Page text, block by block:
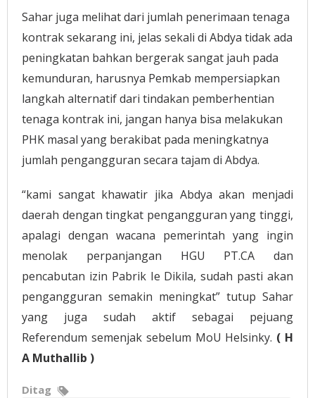
Sahar juga melihat dari jumlah penerimaan tenaga
kontrak sekarang ini, jelas sekali di Abdya tidak ada
peningkatan bahkan bergerak sangat jauh pada
kemunduran, harusnya Pemkab mempersiapkan
langkah alternatif dari tindakan pemberhentian
tenaga kontrak ini, jangan hanya bisa melakukan
PHK masal yang berakibat pada meningkatnya
jumlah pengangguran secara tajam di Abdya.
“kami sangat khawatir jika Abdya akan menjadi
daerah dengan tingkat pengangguran yang tinggi,
apalagi dengan wacana pemerintah yang ingin
menolak perpanjangan HGU PT.CA dan
pencabutan izin Pabrik Ie Dikila, sudah pasti akan
pengangguran semakin meningkat” tutup Sahar
yang juga sudah aktif sebagai pejuang
Referendum semenjak sebelum MoU Helsinky. ( H
A Muthallib )
Ditag